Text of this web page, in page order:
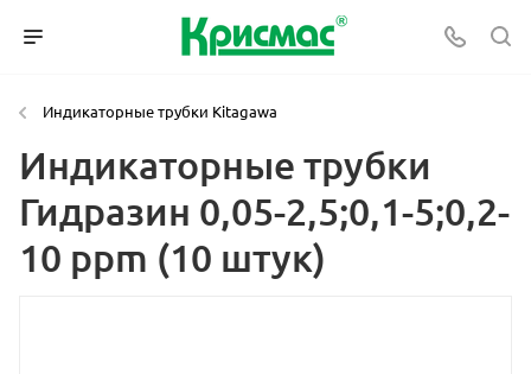
Индикаторные трубки Kitagawa
Индикаторные трубки
Гидразин 0,05-2,5;0,1-5;0,2-
10 ppm (10 штук)